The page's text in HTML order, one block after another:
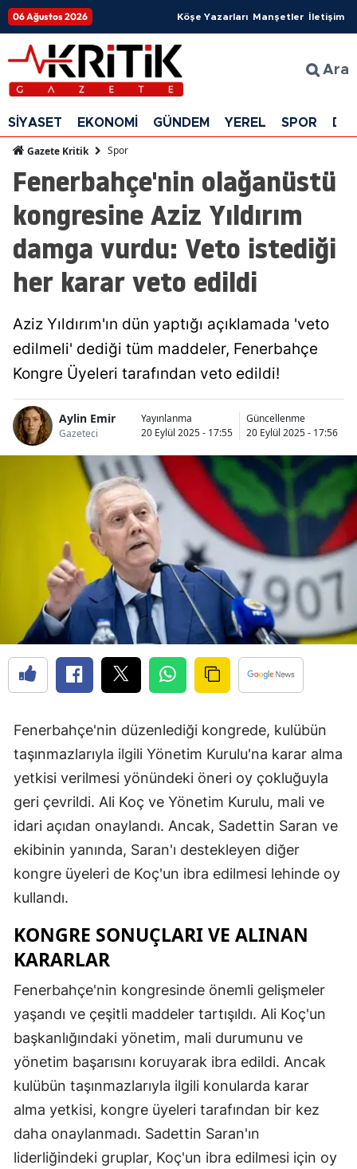
06 Ağustos 2026 Köşe Yazarları Manşetler İletişim
Ara
SİYASET EKONOMİ GÜNDEM YEREL SPOR
Gazete Kritik Spor
Fenerbahçe'nin olağanüstü
kongresine Aziz Yıldırım
damga vurdu: Veto istediği
her karar veto edildi
Aziz Yıldırım'ın dün yaptığı açıklamada 'veto
edilmeli' dediği tüm maddeler, Fenerbahçe
Kongre Üyeleri tarafından veto edildi!
Aylin Emir
Gazeteci
Yayınlanma
20 Eylül 2025 - 17:55
Güncellenme
20 Eylül 2025 - 17:56
Fenerbahçe'nin düzenlediği kongrede, kulübün
taşınmazlarıyla ilgili Yönetim Kurulu'na karar alma
yetkisi verilmesi yönündeki öneri oy çokluğuyla
geri çevrildi. Ali Koç ve Yönetim Kurulu, mali ve
idari açıdan onaylandı. Ancak, Sadettin Saran ve
ekibinin yanında, Saran'ı destekleyen diğer
kongre üyeleri de Koç'un ibra edilmesi lehinde oy
kullandı.
KONGRE SONUÇLARI VE ALINAN
KARARLAR
Fenerbahçe'nin kongresinde önemli gelişmeler
yaşandı ve çeşitli maddeler tartışıldı. Ali Koç'un
başkanlığındaki yönetim, mali durumunu ve
yönetim başarısını koruyarak ibra edildi. Ancak
kulübün taşınmazlarıyla ilgili konularda karar
alma yetkisi, kongre üyeleri tarafından bir kez
daha onaylanmadı. Sadettin Saran'ın
liderliğindeki gruplar, Koç'un ibra edilmesi için oy